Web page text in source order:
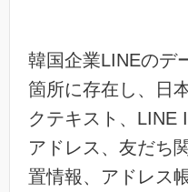
韓国企業LINEのデ
箇所に存在し、日
クテキスト、LINE
アドレス、友だち
置情報、アドレス